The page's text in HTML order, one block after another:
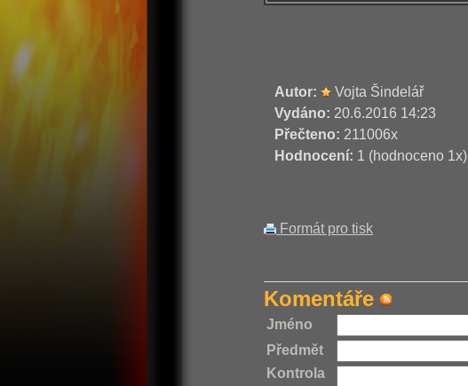
Autor:
Vojta Šindelář
Vydáno: 20.6.2016 14:23
Přečteno: 211006x
Hodnocení: 1 (hodnoceno 1x)
Formát pro tisk
Komentáře
Jméno
Předmět
Kontrola